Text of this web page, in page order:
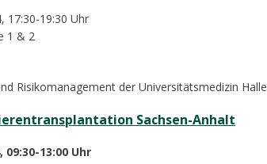
17:30-19:30 Uhr
1 & 2
Risikomanagement der Universitätsmedizin Halle
Sachsen-Anhalt
13:00 Uhr